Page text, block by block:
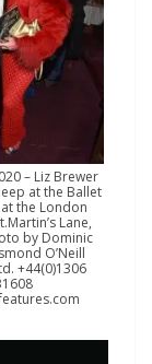
– Liz Brewer
at the Ballet
the London
Lane,
by Dominic
O’Neill
+44(0)1306